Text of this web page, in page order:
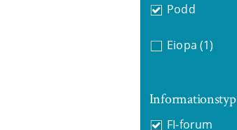
Podd
Eiopa (1)
Informationstyp
FI-forum